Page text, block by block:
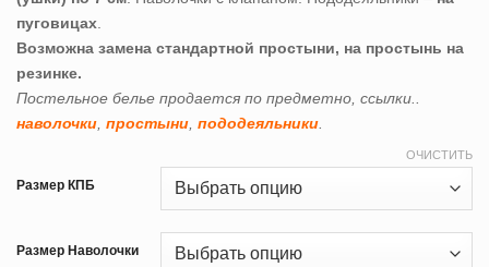
пуговицах
Возможна замена стандартной простыни, на простынь на
резинке.
Постельное белье продается по предметно, ссылки..
наволочки простыни пододеяльники
Размер КПБ
Размер Наволочки
ОЧИСТИТЬ